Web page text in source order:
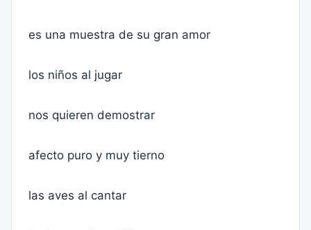
es una muestra de su gran amor
los niños al jugar
nos quieren demostrar
afecto puro y muy tierno
las aves al cantar